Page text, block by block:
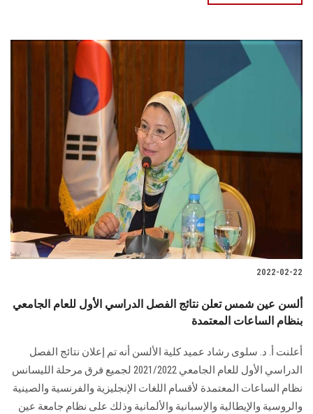
2022-02-22
ألسن عين شمس تعلن نتائج الفصل الدراسي الأول للعام الجامعي
بنظام الساعات المعتمدة
أعلنت أ. د. سلوى رشاد عميد كلية الألسن أنه تم إعلان نتائج الفصل
الدراسي الأول للعام الجامعي 2021/2022 لجميع فرق مرحلة الليسانس
نظام الساعات المعتمدة لأقسام اللغات الإنجليزية والفرنسية والصينية
والروسية والإيطالية والإسبانية والألمانية وذلك على نظام جامعة عين